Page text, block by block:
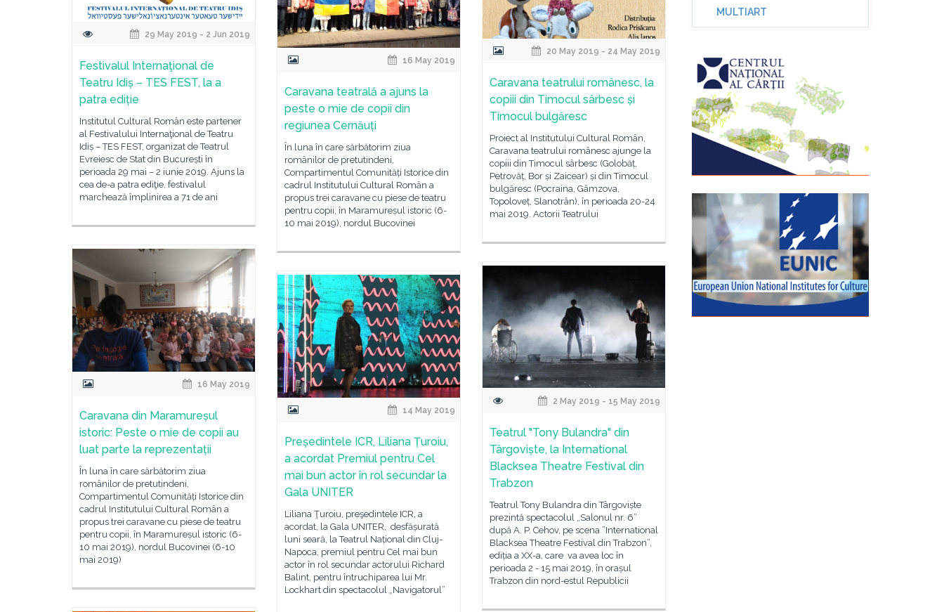
29 May 2019 - 2 Jun 2019
Festivalul Internaţional de
Teatru Idiș – TES FEST, la a
patra ediție
Institutul Cultural Român este partener
al Festivalului Internaţional de Teatru
Idiș – TES FEST, organizat de Teatrul
Evreiesc de Stat din București în
perioada 29 mai – 2 iunie 2019. Ajuns la
cea de-a patra ediţie, festivalul
marchează împlinirea a 71 de ani
20 May 2019 - 24 May 2019
Caravana teatrului românesc, la
copiii din Timocul sârbesc și
Timocul bulgăresc
Proiect al Institutului Cultural Român,
Caravana teatrului românesc ajunge la
copiii din Timocul sârbesc (Golobăț,
Petrovăț, Bor și Zaicear) și din Timocul
bulgăresc (Pocraina, Gâmzova,
Topoloveț, Slanotrân), în perioada 20-24
mai 2019. Actorii Teatrului
16 May 2019
Caravana teatrală a ajuns la
peste o mie de copii din
regiunea Cernăuți
În luna în care sărbătorim ziua
românilor de pretutindeni,
Compartimentul Comunități Istorice din
cadrul Institutului Cultural Român a
propus trei caravane cu piese de teatru
pentru copii, în Maramureșul istoric (6-
10 mai 2019), nordul Bucovinei
16 May 2019
Caravana din Maramureșul
istoric: Peste o mie de copii au
luat parte la reprezentații
În luna în care sărbătorim ziua
românilor de pretutindeni,
Compartimentul Comunități Istorice din
cadrul Institutului Cultural Român a
propus trei caravane cu piese de teatru
pentru copii, în Maramureșul istoric (6-
10 mai 2019), nordul Bucovinei (6-10
mai 2019)
2 May 2019 - 15 May 2019
Teatrul "Tony Bulandra" din
Târgoviște, la International
Blacksea Theatre Festival din
Trabzon
Teatrul Tony Bulandra din Târgoviște
prezintă spectacolul „Salonul nr. 6”
după A. P. Cehov, pe scena ”International
Blacksea Theatre Festival din Trabzon”,
ediția a XX-a, care va avea loc în
perioada 2 - 15 mai 2019, în orașul
Trabzon din nord-estul Republicii
14 May 2019
Președintele ICR, Liliana Țuroiu,
a acordat Premiul pentru Cel
mai bun actor în rol secundar la
Gala UNITER
Liliana Ţuroiu, preşedintele ICR, a
acordat, la Gala UNITER, desfășurată
luni seară, la Teatrul Național din Cluj-
Napoca, premiul pentru Cel mai bun
actor în rol secundar actorului Richard
Balint, pentru întruchiparea lui Mr.
Lockhart din spectacolul „Navigatorul”
MULTIART